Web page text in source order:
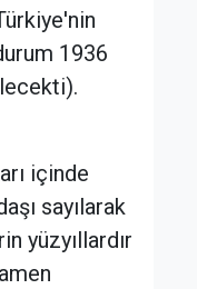
1936
içinde
sayılarak
yüzyıllardır